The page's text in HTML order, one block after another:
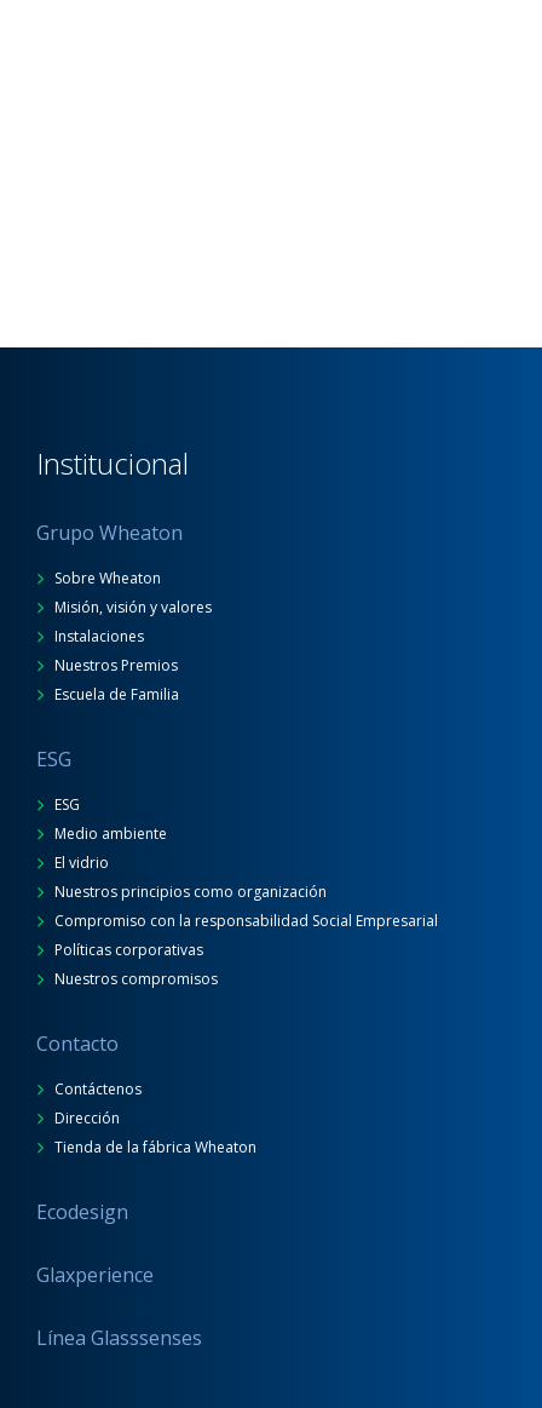
Institucional
Grupo Wheaton
Sobre Wheaton
Misión, visión y valores
Instalaciones
Nuestros Premios
Escuela de Familia
ESG
ESG
Medio ambiente
El vidrio
Nuestros principios como organización
Compromiso con la responsabilidad Social Empresarial
Políticas corporativas
Nuestros compromisos
Contacto
Contáctenos
Dirección
Tienda de la fábrica Wheaton
Ecodesign
Glaxperience
Línea Glasssenses